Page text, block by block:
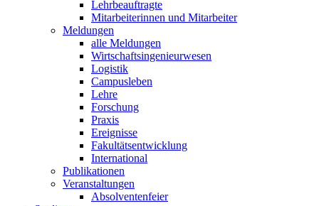
Lehrbeauftragte
Mitarbeiterinnen und Mitarbeiter
Meldungen
alle Meldungen
Wirtschaftsingenieurwesen
Logistik
Campusleben
Lehre
Forschung
Praxis
Ereignisse
Fakultätsentwicklung
International
Publikationen
Veranstaltungen
Absolventenfeier